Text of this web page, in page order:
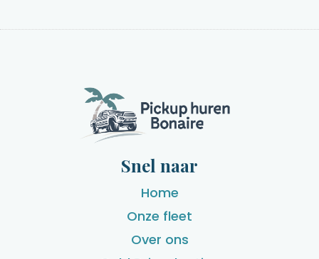
Snel naar
Home
Onze fleet
Over ons